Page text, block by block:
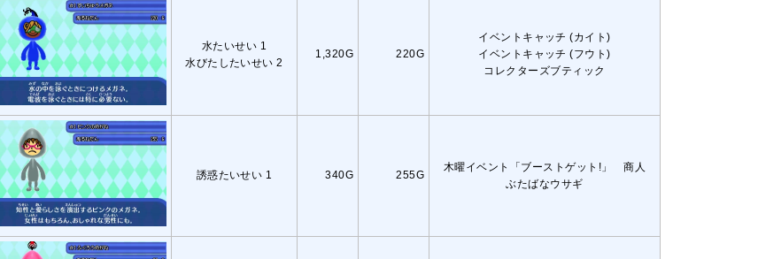
水たいせい 1
水びたしたいせい 2
1,320G 220G
イベントキャッチ (カイト)
イベントキャッチ (フウト)
コレクターズブティック
誘惑たいせい 1 340G 255G
木曜イベント「ブーストゲット!」 商人
ぶたばなウサギ